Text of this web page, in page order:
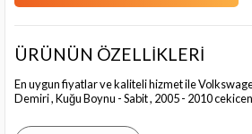
ÜRÜNÜN ÖZELLİKLERİ
En uygun fiyatlar ve kaliteli hizmet ile
Demiri , Kuğu Boynu - Sabit , 2005 - 2010